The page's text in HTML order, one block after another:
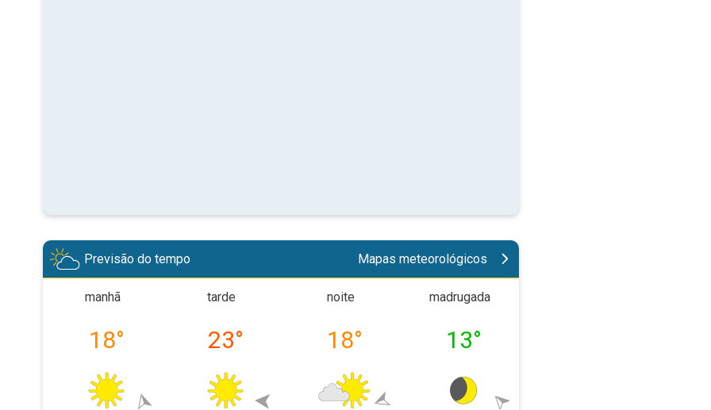
Previsão do tempo Mapas meteorológicos
manhã
18°
tarde
23°
noite
18°
madrugada
13°